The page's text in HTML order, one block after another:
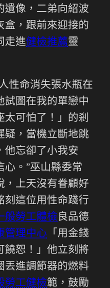
遺像，二弟向紹波
盒，跟前來迎接的
走進健檢推薦靈
性命消失張水瓶在
試圖在我的單戀中
太可怕了！」的剎
疑，當機立斷地跳
他忘卻了小我安
心。”巫山縣委常
，上天沒有眷顧好
刻這位用性命踐行
般勞工體檢良品德
管理中心 「用金錢
饒恕！」他立刻將
丟進調節器的燃料
勞工健檢範，鼓勵